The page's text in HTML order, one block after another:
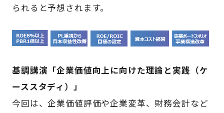
られると予想されます。
基調講演「企業価値向上に向けた理論と実践（ケ
ーススタディ）」
今回は、企業価値評価や企業変革、財務会計など